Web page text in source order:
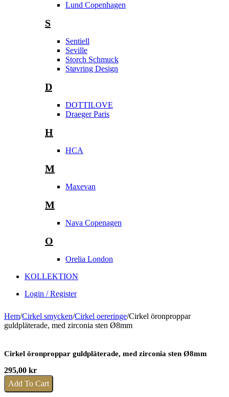
Lund Copenhagen
S
Sentiell
Seville
Storch Schmuck
Støvring Design
D
DOTTILOVE
Draeger Paris
H
HCA
M
Maxevan
M
Nava Copenagen
O
Orelia London
KOLLEKTION
Login / Register
Hem/Cirkel smycken/Cirkel oereringe/Cirkel öronproppar
guldpläterade, med zirconia sten Ø8mm
Cirkel öronproppar guldpläterade, med zirconia sten Ø8mm
295,00 kr
Add To Cart